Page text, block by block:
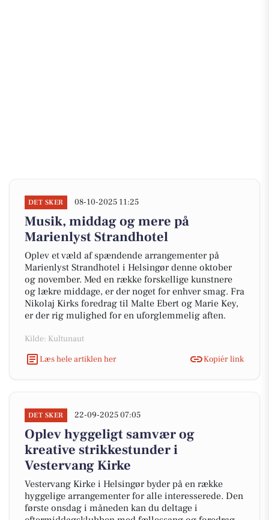
DET SKER 08-10-2025 11:25
Musik, middag og mere på
Marienlyst Strandhotel
Oplev et væld af spændende arrangementer på
Marienlyst Strandhotel i Helsingør denne oktober
og november. Med en række forskellige kunstnere
og lækre middage, er der noget for enhver smag. Fra
Nikolaj Kirks foredrag til Malte Ebert og Marie Key,
er der rig mulighed for en uforglemmelig aften.
Kilde: Kultunaut
Læs hele artiklen her
Kopiér link
DET SKER 22-09-2025 07:05
Oplev hyggeligt samvær og
kreative strikkestunder i
Vestervang Kirke
Vestervang Kirke i Helsingør byder på en række
hyggelige arrangementer for alle interesserede. Den
første onsdag i måneden kan du deltage i